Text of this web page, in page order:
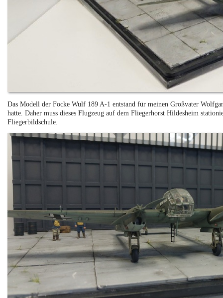
Das Modell der Focke Wulf 189 A-1 entstand für meinen Großvater
hatte. Daher muss dieses Flugzeug auf dem Fliegerhorst Hildesheim
Fliegerbildschule.